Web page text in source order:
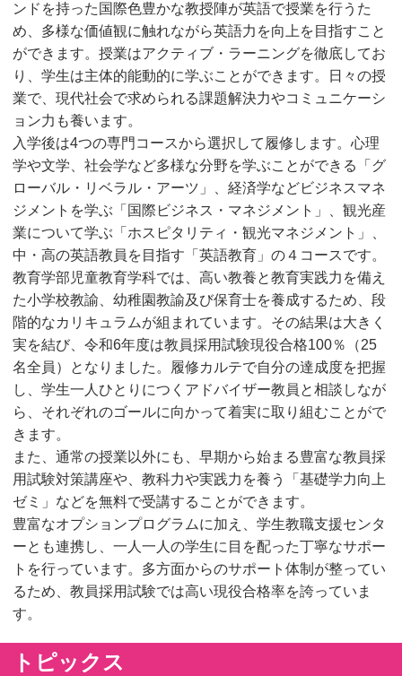
ンドを持った国際色豊かな教授陣が英語で授業を行うた
め、多様な価値観に触れながら英語力を向上を目指すこと
ができます。授業はアクティブ・ラーニングを徹底してお
り、学生は主体的能動的に学ぶことができます。日々の授
業で、現代社会で求められる課題解決力やコミュニケーシ
ョン力も養います。
入学後は4つの専門コースから選択して履修します。心理
学や文学、社会学など多様な分野を学ぶことができる「グ
ローバル・リベラル・アーツ」、経済学などビジネスマネ
ジメントを学ぶ「国際ビジネス・マネジメント」、観光産
業について学ぶ「ホスピタリティ・観光マネジメント」、
中・高の英語教員を目指す「英語教育」の４コースです。
教育学部児童教育学科では、⾼い教養と教育実践力を備え
た⼩学校教諭、幼稚園教諭及び保育⼠を養成するため、段
階的なカリキュラムが組まれています。その結果は大きく
実を結び、令和6年度は教員採用試験現役合格100％（25
名全員）となりました。履修カルテで自分の達成度を把握
し、学生一人ひとりにつくアドバイザー教員と相談しなが
ら、それぞれのゴールに向かって着実に取り組むことがで
きます。
また、通常の授業以外にも、早期から始まる豊富な教員採
用試験対策講座や、教科力や実践力を養う「基礎学力向上
ゼミ」などを無料で受講することができます。
豊富なオプションプログラムに加え、学生教職支援センタ
ーとも連携し、一人一人の学生に目を配った丁寧なサポー
トを行っています。多方面からのサポート体制が整ってい
るため、教員採用試験では高い現役合格率を誇っていま
す。
トピックス